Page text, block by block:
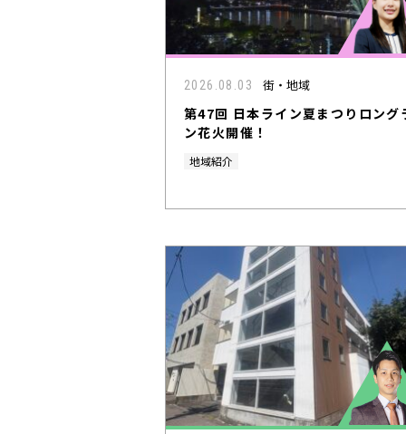
2026.08.03 街・地域
第47回 日本ライン夏まつりロング
ン花火開催！
地域紹介